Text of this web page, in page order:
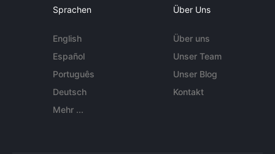
Sprachen
English
Español
Português
Deutsch
Mehr ...
Über Uns
Über uns
Unser Team
Unser Blog
Kontakt